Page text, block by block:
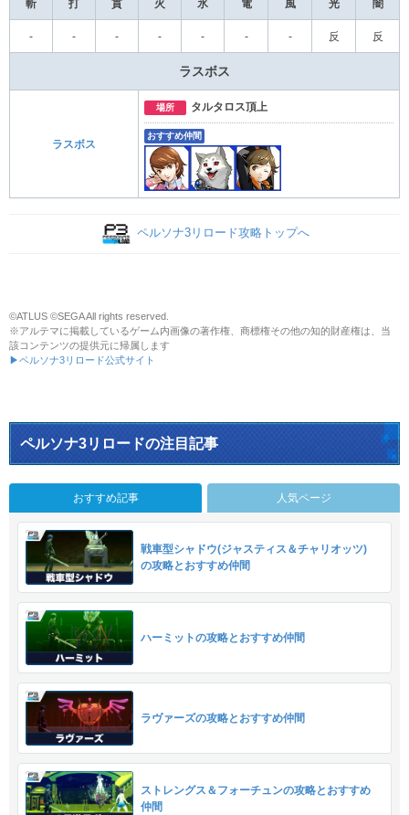
斬 打 貫 火 氷 電 風 光 闇
‐ - - - - - - 反 反
ラスボス
ラスボス
場所 タルタロス頂上
おすすめ仲間
ペルソナ3リロード攻略トップへ
©ATLUS ©SEGA All rights reserved.
※アルテマに掲載しているゲーム内画像の著作権、商標権その他の知的財産権は、当
該コンテンツの提供元に帰属します
▶ペルソナ3リロード公式サイト
ペルソナ3リロードの注目記事
おすすめ記事 人気ページ
戦車型シャドウ(ジャスティス＆チャリオッツ)
の攻略とおすすめ仲間
ハーミットの攻略とおすすめ仲間
ラヴァーズの攻略とおすすめ仲間
ストレングス＆フォーチュンの攻略とおすすめ
仲間